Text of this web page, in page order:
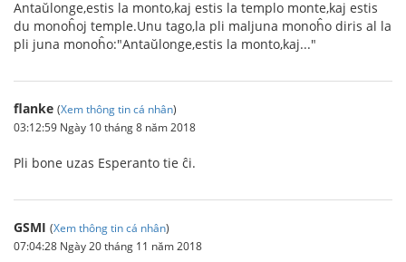
Antaŭlonge,estis la monto,kaj estis la templo monte,kaj estis
du monoĥoj temple.Unu tago,la pli maljuna monoĥo diris al la
pli juna monoĥo:"Antaŭlonge,estis la monto,kaj..."
flanke (Xem thông tin cá nhân)
03:12:59 Ngày 10 tháng 8 năm 2018
Pli bone uzas Esperanto tie ĉi.
GSMI (Xem thông tin cá nhân)
07:04:28 Ngày 20 tháng 11 năm 2018